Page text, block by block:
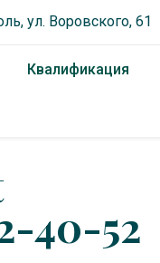
ул. Воровского, 61
Квалификация
40-52